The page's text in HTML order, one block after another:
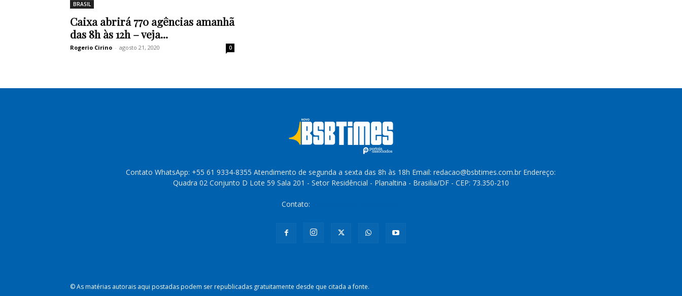
BRASIL
Caixa abrirá 770 agências amanhã
das 8h às 12h – veja...
Rogerio Cirino - agosto 21, 2020 0
Contato WhatsApp: +55 61 9334-8355 Atendimento de segunda a sexta das 8h às 18h Email: redacao@bsbtimes.com.br Endereço:
Quadra 02 Conjunto D Lote 59 Sala 201 - Setor Residêncial - Planaltina - Brasilia/DF - CEP: 73.350-210
Contato:
© As matérias autorais aqui postadas podem ser republicadas gratuitamente desde que citada a fonte.